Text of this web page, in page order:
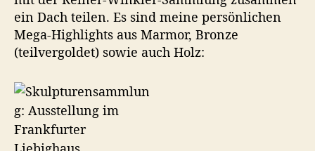
ein Dach teilen. Es sind meine persönlichen
Mega-Highlights aus Marmor, Bronze
(teilvergoldet) sowie auch Holz: